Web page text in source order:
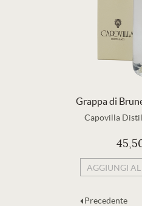
Grappa di
Capovilla
AGGIUNGI
Precedente